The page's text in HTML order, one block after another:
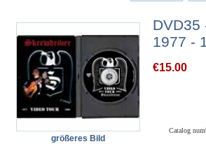
größeres Bild
DVD35
1977 -
€15.00
Catalog